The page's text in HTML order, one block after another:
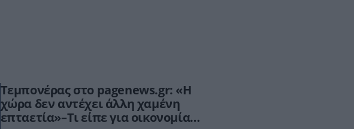
Τεμπονέρας στο pagenews.gr: «Η
χώρα δεν αντέχει άλλη χαμένη
επταετία»–Τι είπε για οικονομία,